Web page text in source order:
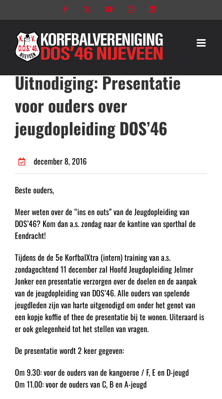
naar
Facebook YouTubeInstagram
Uitnodiging: Presentatie
voor ouders over
jeugdopleiding DOS’46
december 8, 2016
Beste ouders,
Meer weten over de “ins en outs” van de Jeugdopleiding van
DOS’46? Kom dan a.s. zondag naar de kantine van sporthal de
Eendracht!
Tijdens de de 5e KorfbalXtra (intern) training van a.s.
zondagochtend 11 december zal Hoofd Jeugdopleiding Jelmer
Jonker een presentatie verzorgen over de doelen en de aanpak
van de jeugdopleiding van DOS’46. Alle ouders van spelende
jeugdleden zijn van harte uitgenodigd om onder het genot van
een kopje koffie of thee de presentatie bij te wonen. Uiteraard is
er ook gelegenheid tot het stellen van vragen.
De presentatie wordt 2 keer gegeven:
Om 9.30: voor de ouders van de kangoeroe / F, E en D-jeugd
Om 11.00: voor de ouders van C, B en A-jeugd